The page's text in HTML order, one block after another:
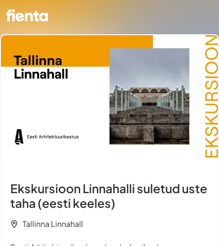
Ekskursioon Linnahalli suletud uste
taha (eesti keeles)
Tallinna Linnahall